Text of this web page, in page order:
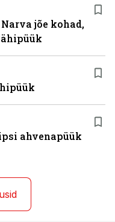
jõe kohad,
ahvenapüük